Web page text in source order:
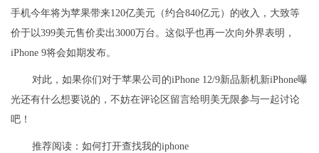
手机今年将为苹果带来120亿美元（约合840亿元）的收入，大致等
价于以399美元售价卖出3000万台。这似乎也再一次向外界表明，
iPhone 9将会如期发布。
对此，如果你们对于苹果公司的iPhone 12/9新品新机新iPhone曝
光还有什么想要说的，不妨在评论区留言给明美无限参与一起讨论
吧！
推荐阅读： 如何打开查找我的iphone